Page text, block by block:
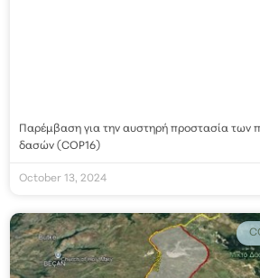
Παρέμβαση για την αυστηρή προστασία των
δασών (COP16)
October 13, 2024